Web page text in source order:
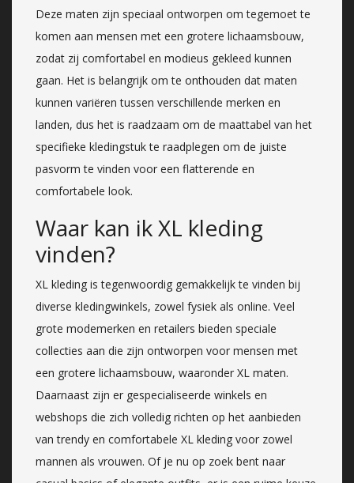
Deze maten zijn speciaal ontworpen om tegemoet te
komen aan mensen met een grotere lichaamsbouw,
zodat zij comfortabel en modieus gekleed kunnen
gaan. Het is belangrijk om te onthouden dat maten
kunnen variëren tussen verschillende merken en
landen, dus het is raadzaam om de maattabel van het
specifieke kledingstuk te raadplegen om de juiste
pasvorm te vinden voor een flatterende en
comfortabele look.
Waar kan ik XL kleding
vinden?
XL kleding is tegenwoordig gemakkelijk te vinden bij
diverse kledingwinkels, zowel fysiek als online. Veel
grote modemerken en retailers bieden speciale
collecties aan die zijn ontworpen voor mensen met
een grotere lichaamsbouw, waaronder XL maten.
Daarnaast zijn er gespecialiseerde winkels en
webshops die zich volledig richten op het aanbieden
van trendy en comfortabele XL kleding voor zowel
mannen als vrouwen. Of je nu op zoek bent naar